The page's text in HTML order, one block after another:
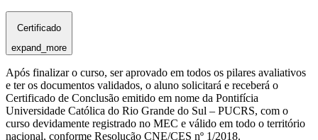
Certificado
expand_more
Após finalizar o curso, ser aprovado em todos os pilares avaliativos
e ter os documentos validados, o aluno solicitará e receberá o
Certificado de Conclusão emitido em nome da Pontifícia
Universidade Católica do Rio Grande do Sul – PUCRS, com o
curso devidamente registrado no MEC e válido em todo o território
nacional, conforme Resolução CNE/CES nº 1/2018.